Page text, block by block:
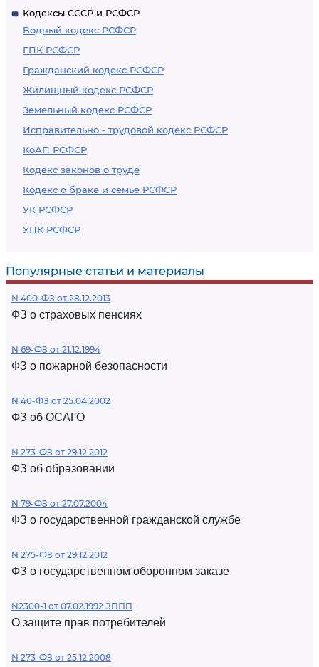
Кодексы СССР и РСФСР
Водный кодекс РСФСР
ГПК РСФСР
Гражданский кодекс РСФСР
Жилищный кодекс РСФСР
Земельный кодекс РСФСР
Исправительно - трудовой кодекс РСФСР
КоАП РСФСР
Кодекс законов о труде
Кодекс о браке и семье РСФСР
УК РСФСР
УПК РСФСР
Популярные статьи и материалы
N 400-ФЗ от 28.12.2013
ФЗ о страховых пенсиях
N 69-ФЗ от 21.12.1994
ФЗ о пожарной безопасности
N 40-ФЗ от 25.04.2002
ФЗ об ОСАГО
N 273-ФЗ от 29.12.2012
ФЗ об образовании
N 79-ФЗ от 27.07.2004
ФЗ о государственной гражданской службе
N 275-ФЗ от 29.12.2012
ФЗ о государственном оборонном заказе
N2300-1 от 07.02.1992 ЗППП
О защите прав потребителей
N 273-ФЗ от 25.12.2008